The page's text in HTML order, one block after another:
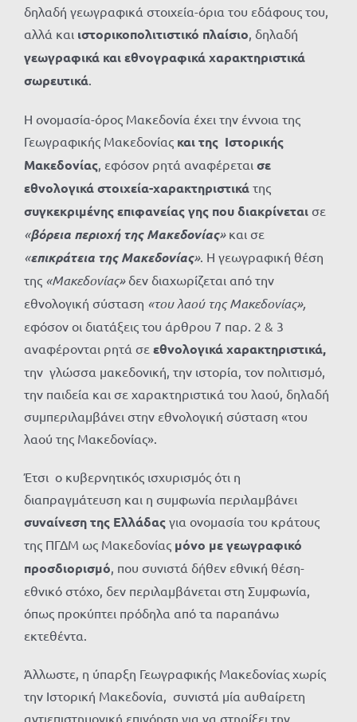
δηλαδή γεωγραφικά στοιχεία-όρια του εδάφους του,
αλλά και ιστορικοπολιτιστικό πλαίσιο , δηλαδή
γεωγραφικά και εθνογραφικά χαρακτηριστικά
σωρευτικά
Η ονομασία-όρος Μακεδονία έχει την έννοια της
Γεωγραφικής Μακεδονίας και της Ιστορικής
Μακεδονίας , εφόσον ρητά αναφέρεται σε
εθνολογικά στοιχεία-χαρακτηριστικά της
συγκεκριμένης επιφανείας γης που διακρίνεται σε
«βόρεια περιοχή της Μακεδονίας»και σε
«επικράτεια της Μακεδονίας». Η γεωγραφική θέση
της «Μακεδονίας»δεν διαχωρίζεται από την
εθνολογική σύσταση «του λαού της Μακεδονίας»,
εφόσον οι διατάξεις του άρθρου 7 παρ. 2 & 3
αναφέρονται ρητά σε εθνολογικάχαρακτηριστικά,
την γλώσσα μακεδονική, την ιστορία, τον πολιτισμό,
την παιδεία και σε χαρακτηριστικά του λαού, δηλαδή
συμπεριλαμβάνει στην εθνολογική σύσταση «του
λαού της Μακεδονίας».
Έτσι ο κυβερνητικός ισχυρισμός ότι η
διαπραγμάτευση και η συμφωνία περιλαμβάνει
συναίνεση της Ελλάδας για ονομασία του κράτους
της ΠΓΔΜ ως Μακεδονίας μόνο με γεωγραφικό
προσδιορισμό , που συνιστά δήθεν εθνική θέση-
εθνικό στόχο, δεν περιλαμβάνεται στη Συμφωνία,
όπως προκύπτει πρόδηλα από τα παραπάνω
εκτεθέντα.
Άλλωστε, η ύπαρξη Γεωγραφικής Μακεδονίας χωρίς
την Ιστορική Μακεδονία, συνιστά μία αυθαίρετη
αντιεπιστημονική επινόηση για να στηρίξει την